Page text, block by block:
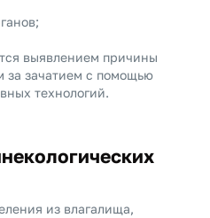
выявлением причины
за зачатием с помощью
технологий.
из влагалища,